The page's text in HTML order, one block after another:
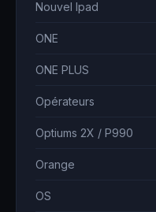
Nouvel Ipad
ONE
ONE PLUS
Opérateurs
Optiums 2X / P990
Orange
OS